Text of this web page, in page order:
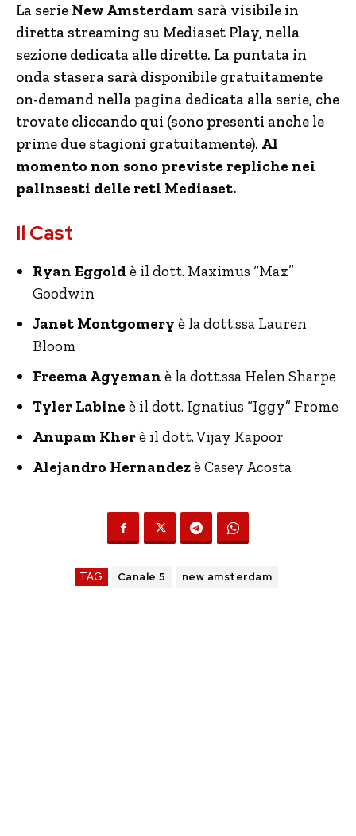
La serie New Amsterdam sarà visibile in
diretta streaming su Mediaset Play, nella
sezione dedicata alle dirette. La puntata in
onda stasera sarà disponibile gratuitamente
on-demand nella pagina dedicata alla serie, che
trovate cliccando qui (sono presenti anche le
prime due stagioni gratuitamente). Al
momento non sono previste repliche nei
palinsesti delle reti Mediaset.
Il Cast
Ryan Eggoldè il dott. Maximus “Max”
Goodwin
Janet Montgomery è la dott.ssa Lauren
Bloom
Freema Agyeman è la dott.ssa Helen Sharpe
Tyler Labine è il dott. Ignatius “Iggy” Frome
Anupam Kherè il dott. Vijay Kapoor
Alejandro Hernandezè Casey Acosta
TAG Canale 5 new amsterdam